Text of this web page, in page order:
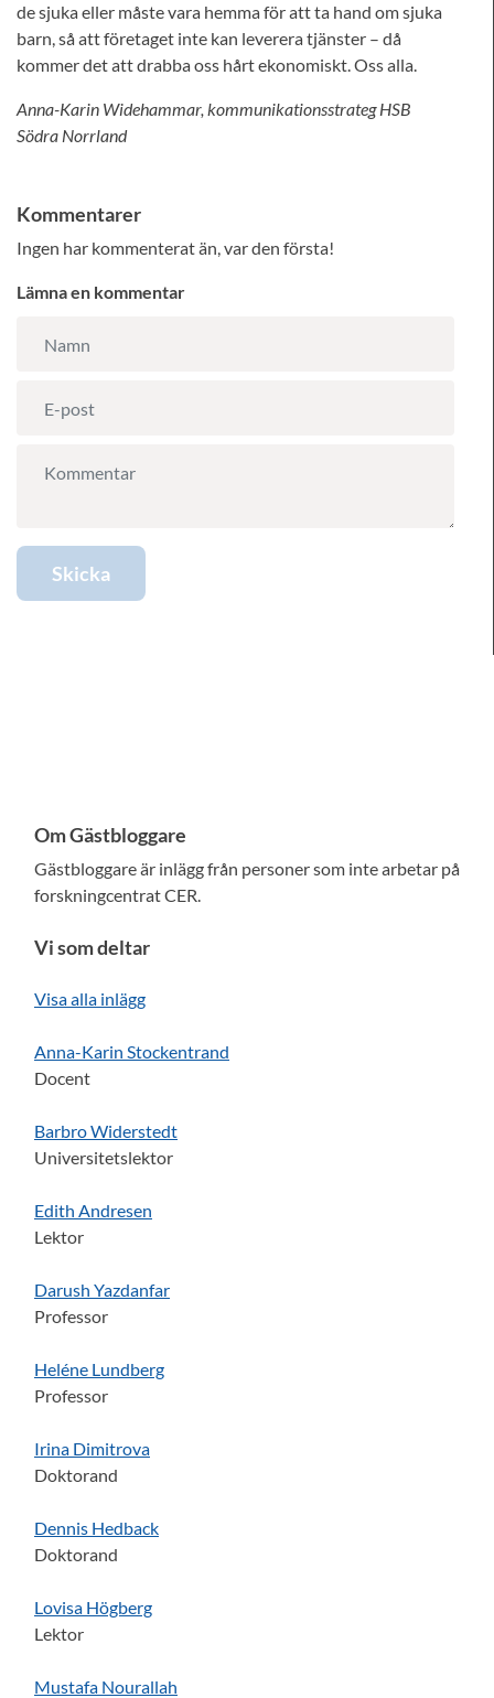
de sjuka eller måste vara hemma för att ta hand om sjuka
barn, så att företaget inte kan leverera tjänster – då
kommer det att drabba oss hårt ekonomiskt. Oss alla.
Anna-Karin Widehammar, kommunikationsstrateg HSB
Södra Norrland
Kommentarer
Ingen har kommenterat än, var den första!
Lämna en kommentar
Skicka
Om Gästbloggare
Gästbloggare är inlägg från personer som inte arbetar på
forskningcentrat CER.
Vi som deltar
Visa alla inlägg
Anna-Karin Stockentrand
Docent
Barbro Widerstedt
Universitetslektor
Edith Andresen
Lektor
Darush Yazdanfar
Professor
Heléne Lundberg
Professor
Irina Dimitrova
Doktorand
Dennis Hedback
Doktorand
Lovisa Högberg
Lektor
Mustafa Nourallah